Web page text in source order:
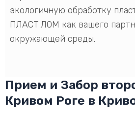
экологичную обработку
ПЛАСТ ЛОМ как вашего
окружающей среды.
Прием и Забор
Кривом Роге в